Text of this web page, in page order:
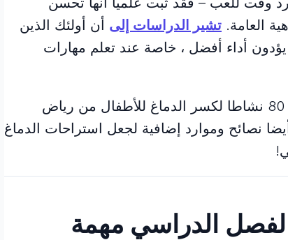
العامة. تشير الدراسات إلى أن أولئك الذين
أداء أفضل ، خاصة عند تعلم مهارات
في هذه المقالة ، سنقدم قائمة شاملة تضم 80 نشاطا لكسر الدماغ للأطفال من رياض
12. سنستكشف أيضا نصائح وموارد إضافية لجعل استراحات الدماغ
الدراسي مهمة